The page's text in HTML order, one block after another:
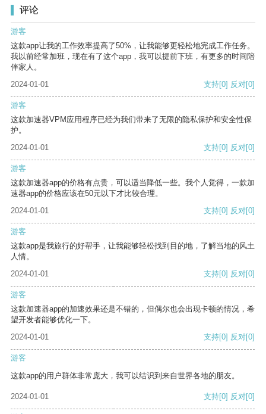
评论
游客
这款app让我的工作效率提高了50%，让我能够更轻松地完成工作任务。
我以前经常加班，现在有了这个app，我可以提前下班，有更多的时间陪
伴家人。
2024-01-01
支持[0] 反对[0]
游客
这款加速器VPM应用程序已经为我们带来了无限的隐私保护和安全性保
护。
2024-01-01
支持[0] 反对[0]
游客
这款加速器app的价格有点贵，可以适当降低一些。我个人觉得，一款加
速器app的价格应该在50元以下才比较合理。
2024-01-01
支持[0] 反对[0]
游客
这款app是我旅行的好帮手，让我能够轻松找到目的地，了解当地的风土
人情。
2024-01-01
支持[0] 反对[0]
游客
这款加速器app的加速效果还是不错的，但偶尔也会出现卡顿的情况，希
望开发者能够优化一下。
2024-01-01
支持[0] 反对[0]
游客
这款app的用户群体非常庞大，我可以结识到来自世界各地的朋友。
2024-01-01 支持[0] 反对[0]